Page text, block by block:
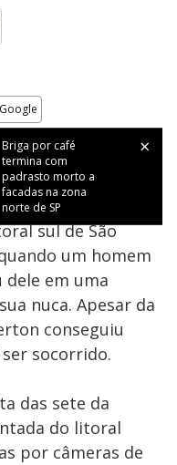
Briga por café
termina com
padrasto morto a
facadas na zona
norte de SP
de manutenção
alvo de uma
se dirigia ao
sul de São
um homem
dele em uma
nuca. Apesar da
conseguiu
socorrido.
das sete da
do litoral
por câmeras de